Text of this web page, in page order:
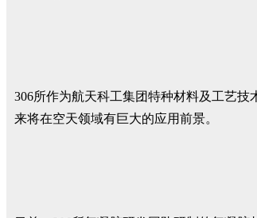
306所作为航天科工集团特种材料及工艺
来将在空天领域有巨大的应用前景。